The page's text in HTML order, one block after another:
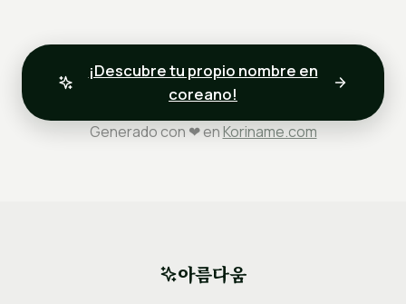
¡Descubre tu propio nombre en
coreano!
Generado con ❤ en Koriname.com
아름다움